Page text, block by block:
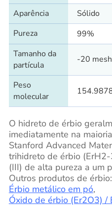
Aparência
Sólido
Pureza
99%
Tamanho da
partícula
-20
Peso
molecular
O hidreto de érbio
imediatamente na
Stanford Advanced
trihidreto de érbio
(III) de alta pureza a um
Outros produtos de érbio:
Érbio metálico em pó,
Óxido de érbio (Er2O3) /